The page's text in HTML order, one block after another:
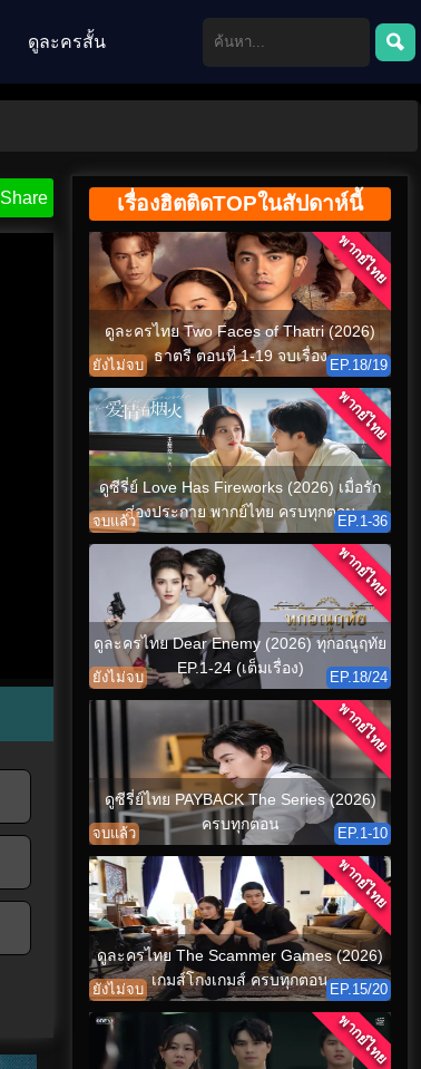
ดูละครสั้น
Share เรื่องฮิตติดTOPในสัปดาห์นี้
ดูละครไทย Two Faces of Thatri (2026)
ธาตรี ตอนที่ 1-19 จบเรื่อง
ยังไม่จบ EP.18/19
พากย์ไทย
ดูซีรี่ย์ Love Has Fireworks (2026) เมื่อรัก
ส่องประกาย พากย์ไทย ครบทุกตอน
จบแล้ว EP.1-36
พากย์ไทย
ดูละครไทย Dear Enemy (2026) ทุกอณูฤทัย
EP.1-24 (เต็มเรื่อง)
ยังไม่จบ EP.18/24
พากย์ไทย
ดูซีรี่ย์ไทย PAYBACK The Series (2026)
ครบทุกตอน
จบแล้ว EP.1-10
พากย์ไทย
ดูละครไทย The Scammer Games (2026)
เกมส์โกงเกมส์ ครบทุกตอน
ยังไม่จบ EP.15/20
พากย์ไทย
พากย์ไทย